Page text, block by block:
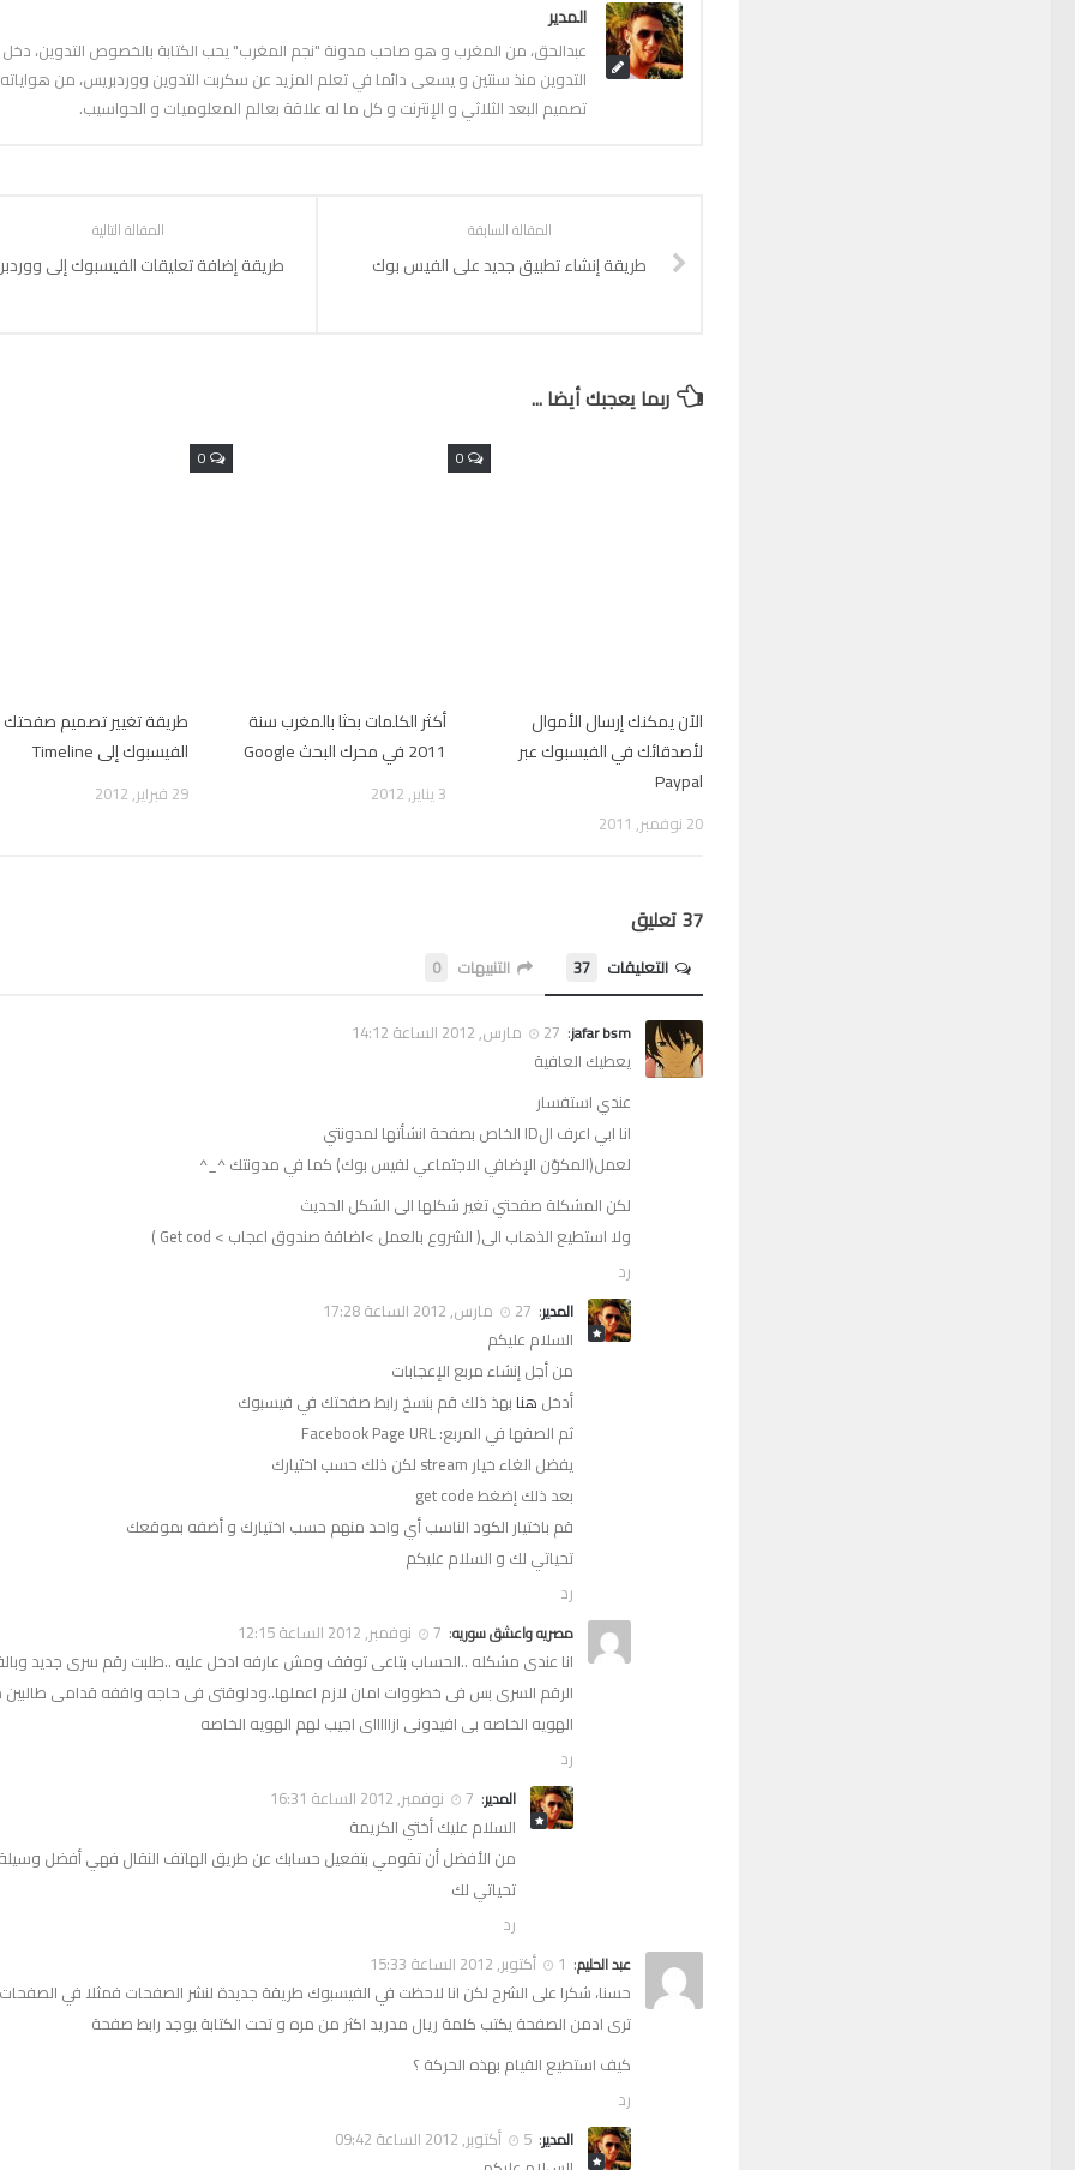
المدير
عبدالحق، من المغرب و هو صاحب مدونة "نجم المغرب" يحب الكتابة بالخصوص التدوين، دخل
التدوين منذ سنتين و يسعى دائما في تعلم المزيد عن سكربت التدوين ووردبريس، من هواياته
تصميم البعد الثلاثي و الإنترنت و كل ما له علاقة بعالم المعلوميات و الحواسيب.
المقالة التالية
طريقة إضافة تعليقات الفيسبوك إلى
المقالة السابقة
طريقة إنشاء تطبيق جديد على الفيس بوك
ربما يعجبك أيضا ...
0
الآن يمكنك إرسال الأموال
لأصدقائك في الفيسبوك عبر
Paypal
20 نوفمبر, 2011
0
أكثر الكلمات بحثا بالمغرب سنة
2011 في محرك البحث Google
3 يناير, 2012
طريقة تغيير تصميم
الفيسبوك إلى Timeline
29 فبراير, 2012
37 تعليق
التعليقات 37 التنبيهات 0
jafar bsm
: 27 مارس, 2012 الساعة 14:12
يعطيك العافية
عندي استفسار
انا ابي اعرف الID الخاص بصفحة انشأتها لمدونتي
لعمل(المكوّن الإضافي الاجتماعي لفيس بوك) كما في مدونتك ^_^
لكن المشكلة صفحتي تغير شكلها الى الشكل الحديث
ولا استطيع الذهاب الى( الشروع بالعمل >اضافة صندوق اعجاب > Get cod )
رد
المدير: 27 مارس, 2012 الساعة 17:28
السلام عليكم
من أجل إنشاء مربع الإعجابات
أدخل هنا بهذ ذلك قم بنسخ رابط صفحتك في فيسبوك
ثم الصقها في المربع: Facebook Page URL
يفضل الغاء خيار stream لكن ذلك حسب اختيارك
بعد ذلك إضغط get code
قم باختيار الكود الناسب أي واحد منهم حسب اختيارك و أضفه بموقعك
تحياتي لك و السلام عليكم
رد
مصريه واعشق سوريه: 7 نوفمبر, 2012 الساعة 12:15
انا عندى مشكله ..الحساب بتاعى توقف ومش عارفه ادخل عليه ..طلبت رقم سرى جديد
الرقم السرى بس فى خطووات امان لازم اعملها..ودلوقتى فى حاجه واقفه قدامى
الهويه الخاصه بى افيدونى ازاااااى اجيب لهم الهويه الخاصه
رد
المدير: 7 نوفمبر, 2012 الساعة 16:31
السلام عليك أختي الكريمة
من الأفضل أن تقومي بتفعيل حسابك عن طريق الهاتف النقال فهي أفضل
تحياتي لك
رد
عبد الحليم: 1 أكتوبر, 2012 الساعة 15:33
حسنا، شكرا على الشرح لكن انا لاحظت في الفيسبوك طريقة جديدة لنشر الصفحات فمثلا في الصفحات
ترى ادمن الصفحة يكتب كلمة ريال مدريد اكثر من مره و تحت الكتابة يوجد رابط صفحة
كيف استطيع القيام بهذه الحركة ؟
رد
المدير: 5 أكتوبر, 2012 الساعة 09:42